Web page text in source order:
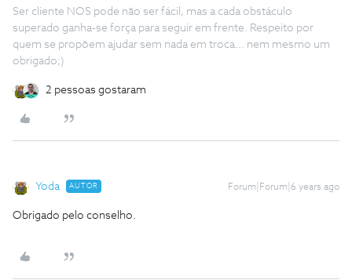
Ser cliente NOS pode não ser fácil, mas a cada obstáculo
superado ganha-se força para seguir em frente. Respeito por
quem se propõem ajudar sem nada em troca... nem mesmo um
obrigado;)
2 pessoas gostaram
Yoda AUTOR Forum|Forum|6 years ago
Obrigado pelo conselho.